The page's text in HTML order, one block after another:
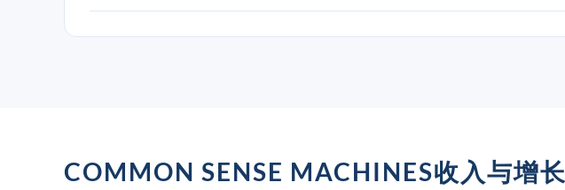
COMMON SENSE MACHINES收入与增长